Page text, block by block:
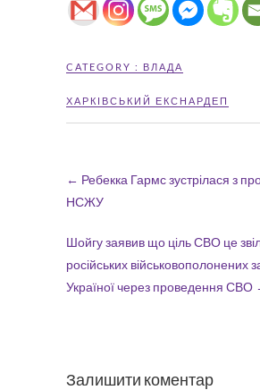
CATEGORY : ВЛАДА
ХАРКІВСЬКИЙ ЕКСНАРДЕП
← Ребекка Гармс зустрілася з
НСЖУ
Шойгу заявив що ціль СВО це
російських військовополонених
Україної через проведення СВО
Залишити коментар